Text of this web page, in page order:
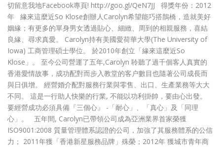
切留意我地Facebook專頁! http://goo.gl/QeN7JJ 得獎年份：2012
年 緣來這麼近So Klose創辦人Carolyn希望能巧搭鵲橋，造就美好
姻緣；有更多的單身男女透過貼心、細緻、周到的相親服務，喜結
良緣、尋求真愛。 Carolyn持有美國愛荷華大學(The University of
Iowa) 工商管理碩士學位。 於2010年創立「緣來這麼近So
Klose」。 至今公司營運了五年,Carolyn 聆聽了過千個客人真實的
香港愛情故事，成功配對而步入教堂的客户數目也隨著公司成長而
與日俱增。 經營婚介配對服務行業與零售、出口、生產業務等大大
不同。 這是一行助人快樂的行業, 不能以功利掛帥，要由心出發。
要經營成功必須具備『三個心』 -「耐心」、「真心」及「同理
心」。 五年間, Carolyn已帶領公司成為亞洲業界首家榮獲
ISO9001:2008 質量管理體系認證的公司，加強了其服務體系的公信
力； 2011年獲「香港新星服務品牌」殊榮；2012年 獲城市青年商